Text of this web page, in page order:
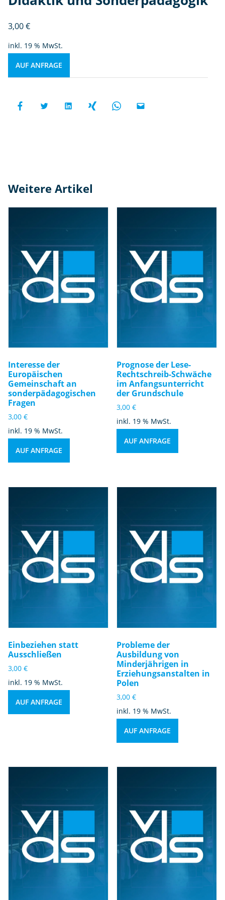
3,00€
inkl. 19 % MwSt.
AUF ANFRAGE
Weitere Artikel
Interesse der
Europäischen
Gemeinschaft an
sonderpädagogischen
Fragen
3,00 €
inkl. 19 % MwSt.
AUF ANFRAGE
Prognose der Lese-
Rechtschreib-Schwäche
im Anfangsunterricht
der Grundschule
3,00€
inkl. 19 % MwSt.
AUF ANFRAGE
Einbeziehen statt
Ausschließen
3,00 €
inkl. 19 % MwSt.
AUF ANFRAGE
Probleme der
Ausbildung von
Minderjährigen in
Erziehungsanstalten in
Polen
3,00€
inkl. 19 % MwSt.
AUF ANFRAGE